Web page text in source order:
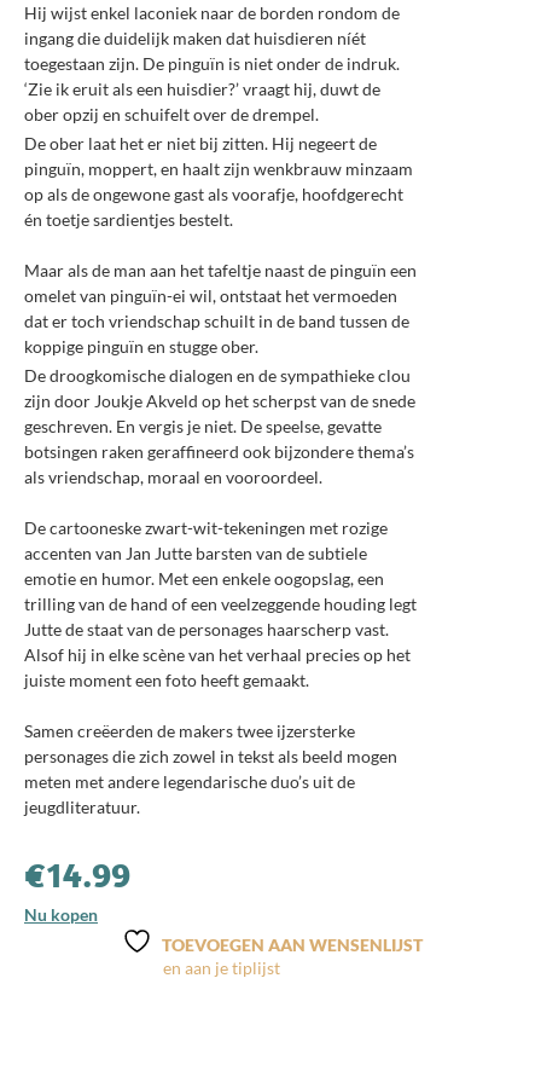
Hij wijst enkel laconiek naar de borden rondom de
ingang die duidelijk maken dat huisdieren níét
toegestaan zijn. De pinguïn is niet onder de indruk.
‘Zie ik eruit als een huisdier?’ vraagt hij, duwt de
ober opzij en schuifelt over de drempel.
De ober laat het er niet bij zitten. Hij negeert de
pinguïn, moppert, en haalt zijn wenkbrauw minzaam
op als de ongewone gast als voorafje, hoofdgerecht
én toetje sardientjes bestelt.
Maar als de man aan het tafeltje naast de pinguïn een
omelet van pinguïn-ei wil, ontstaat het vermoeden
dat er toch vriendschap schuilt in de band tussen de
koppige pinguïn en stugge ober.
De droogkomische dialogen en de sympathieke clou
zijn door Joukje Akveld op het scherpst van de snede
geschreven. En vergis je niet. De speelse, gevatte
botsingen raken geraffineerd ook bijzondere thema’s
als vriendschap, moraal en vooroordeel.
De cartooneske zwart-wit-tekeningen met rozige
accenten van Jan Jutte barsten van de subtiele
emotie en humor. Met een enkele oogopslag, een
trilling van de hand of een veelzeggende houding legt
Jutte de staat van de personages haarscherp vast.
Alsof hij in elke scène van het verhaal precies op het
juiste moment een foto heeft gemaakt.
Samen creëerden de makers twee ijzersterke
personages die zich zowel in tekst als beeld mogen
meten met andere legendarische duo’s uit de
jeugdliteratuur.
€14.99
Nu kopen
TOEVOEGEN AAN WENSENLIJST